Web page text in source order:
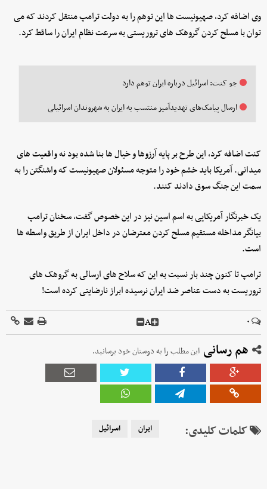
وی اضافه کرد، صهیونیست ها این توهم را به دولت ترامپ منتقل کردند که می
توان با مسلح کردن گروهک های تروریستی به سرعت نظام ایران را ساقط کرد.
جو کنت: اسرائیل درباره ایران توهم دارد
ارسال پیامک‌های تهدیدآمیز منتسب به ایران به شهروندان اسرائیلی
کنت اضافه کرد، این طرح بر پایه آرزوها و خیال ها بنا شده بود نه واقعیت های
میدانی. آمریکا باید خشم خود را متوجه مسئولان صهیونیست که واشنگتن را به
سمت این جنگ سوق دادند کنند.
یک خبرنگار آمریکایی به اسم اسین نیز در این خصوص گفت، سخنان ترامپ
بیانگر مداخله مستقیم مسلح کردن معترضان در داخل ایران از طریق واسطه ها
است.
ترامپ تا کنون چند بار نسبت به این که سلاح های ارسالی به گروهک های
تروریست به دست عناصر ضد ایران نرسیده ابراز نارضایتی کرده است!
۰ A
هم رسانی این مطلب را به دوستان خود برسانید.
کلمات کلیدی: ایران اسرائیل